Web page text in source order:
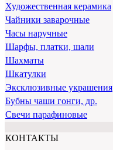
Художественная керамика
Чайники заварочные
Часы наручные
Шарфы, платки, шали
Шахматы
Шкатулки
Эксклюзивные украшения
Бубны чаши гонги, др.
Свечи парафиновые
КОНТАКТЫ